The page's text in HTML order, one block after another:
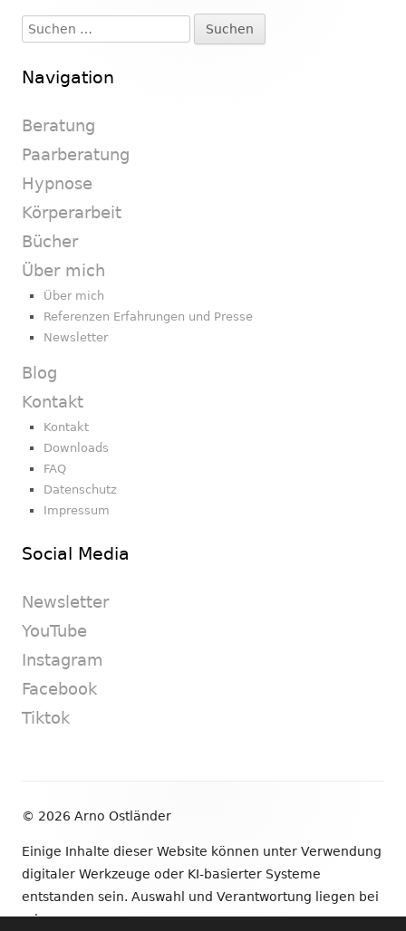
Seitenleiste
Suchen
nach:
Navigation
Beratung
Paarberatung
Hypnose
Körperarbeit
Bücher
Über mich
Über mich
Referenzen Erfahrungen und Presse
Newsletter
Blog
Kontakt
Kontakt
Downloads
FAQ
Datenschutz
Impressum
Social Media
Newsletter
YouTube
Instagram
Facebook
Tiktok
© 2026 Arno Ostländer
Einige Inhalte dieser Website können unter Verwendung
digitaler Werkzeuge oder KI-basierter Systeme
entstanden sein. Auswahl und Verantwortung liegen bei
mir.